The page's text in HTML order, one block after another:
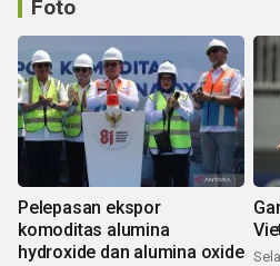
Foto
Pelepasan ekspor
komoditas alumina
hydroxide dan alumina oxide